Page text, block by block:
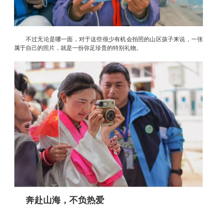
不过无论是哪一面，对于这些很少有机会拍照的山区孩子来说，一张
属于自己的照片，就是一份弥足珍贵的特别礼物。
奔赴山海，不负热爱